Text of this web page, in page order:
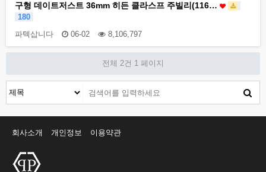
구형 데이트저스트 36mm 히든 클라스프 주빌리(116…
180
파텍삽니다
06-02 8,106,797
전체 2건 1 페이지
회사소개 개인정보 이용약관